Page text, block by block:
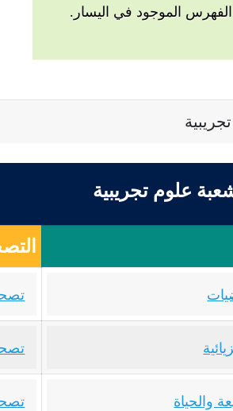
الموجود في اليسار.
والحياة